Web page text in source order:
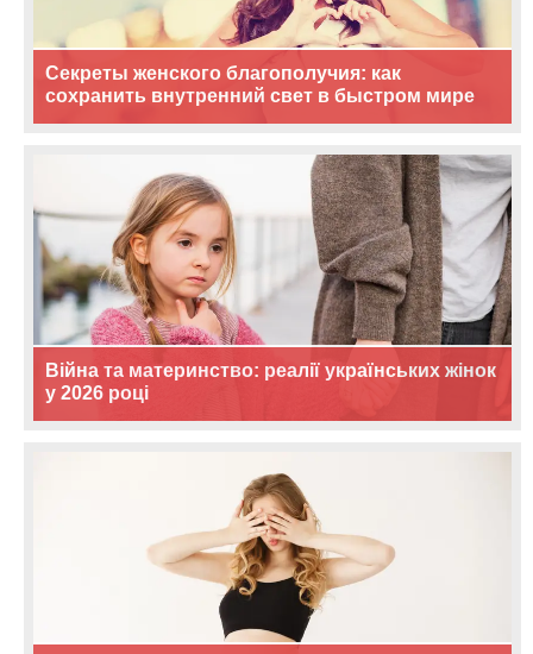
Секреты женского благополучия: как
сохранить внутренний свет в быстром мире
Війна та материнство: реалії українських жінок
у 2026 році